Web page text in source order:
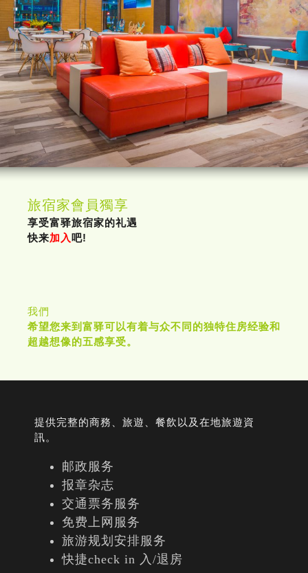
旅宿家會員獨享
享受富驿旅宿家的礼遇
快来加入吧!
我們
希望您来到富驿可以有着与众不同的独特住房经验和
超越想像的五感享受。
提供完整的商務、旅遊、餐飲以及在地旅遊資
訊。
邮政服务
报章杂志
交通票务服务
免费上网服务
旅游规划安排服务
快捷check in 入/退房